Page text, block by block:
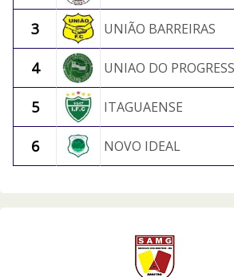
3 UNIÃO BARREIRAS
4 UNIAO DO
5 ITAGUAENSE
6 NOVO IDEAL